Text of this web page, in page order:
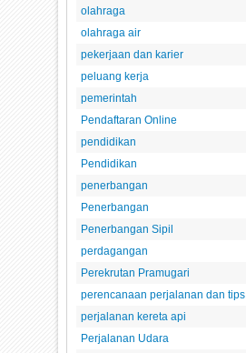
olahraga
olahraga air
pekerjaan dan karier
peluang kerja
pemerintah
Pendaftaran Online
pendidikan
Pendidikan
penerbangan
Penerbangan
Penerbangan Sipil
perdagangan
Perekrutan Pramugari
perencanaan perjalanan dan tips
perjalanan kereta api
Perjalanan Udara